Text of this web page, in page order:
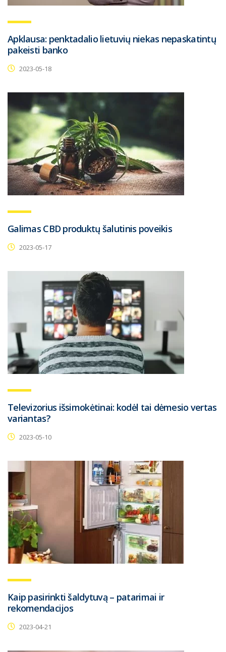
Apklausa: penktadalio lietuvių niekas nepaskatintų
pakeisti banko
2023-05-18
Galimas CBD produktų šalutinis poveikis
2023-05-17
Televizorius išsimokėtinai: kodėl tai dėmesio vertas
variantas?
2023-05-10
Kaip pasirinkti šaldytuvą – patarimai ir
rekomendacijos
2023-04-21